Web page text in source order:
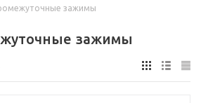
зажимы
зажимы